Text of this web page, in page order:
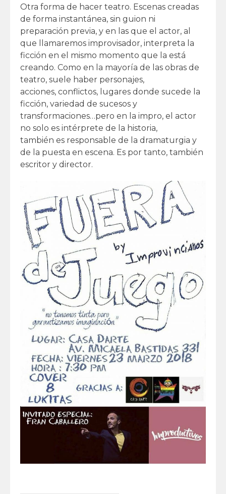
Otra forma de hacer teatro. Escenas creadas
de forma instantánea, sin guion ni
preparación previa, y en las que el actor, al
que llamaremos improvisador, interpreta la
ficción en el mismo momento que la está
creando. Como en la mayoría de las obras de
teatro, suele haber personajes,
acciones, conflictos, lugares donde sucede la
ficción, variedad de sucesos y
transformaciones…pero en la impro, el actor
no solo es intérprete de la historia,
también es responsable de la dramaturgia y
de la puesta en escena. Es por tanto, también
escritor y director.